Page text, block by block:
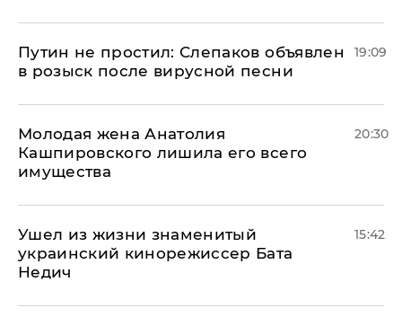
Путин не простил: Слепаков объявлен
в розыск после вирусной песни
19:09
Молодая жена Анатолия
Кашпировского лишила его всего
имущества
20:30
Ушел из жизни знаменитый
украинский кинорежиссер Бата
Недич
15:42